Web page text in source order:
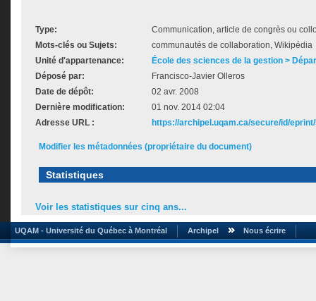
Type:
Communication, article de congrès ou
Mots-clés ou Sujets:
communautés de collaboration, Wikipédia
Unité d'appartenance:
École des sciences de la gestion >
Déposé par:
Francisco-Javier Olleros
Date de dépôt:
02 avr. 2008
Dernière modification:
01 nov. 2014 02:04
Adresse URL :
https://archipel.uqam.ca/secure/id/
Modifier les métadonnées (propriétaire du document)
Statistiques
Voir les statistiques sur cinq ans...
UQAM - Université du Québec à Montréal Archipel Nous écrire